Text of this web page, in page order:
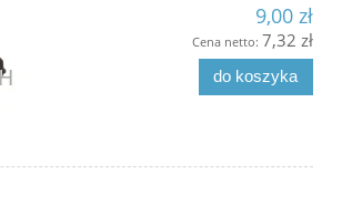
9,00 zł
Cena netto: 7,32 zł
do koszyka